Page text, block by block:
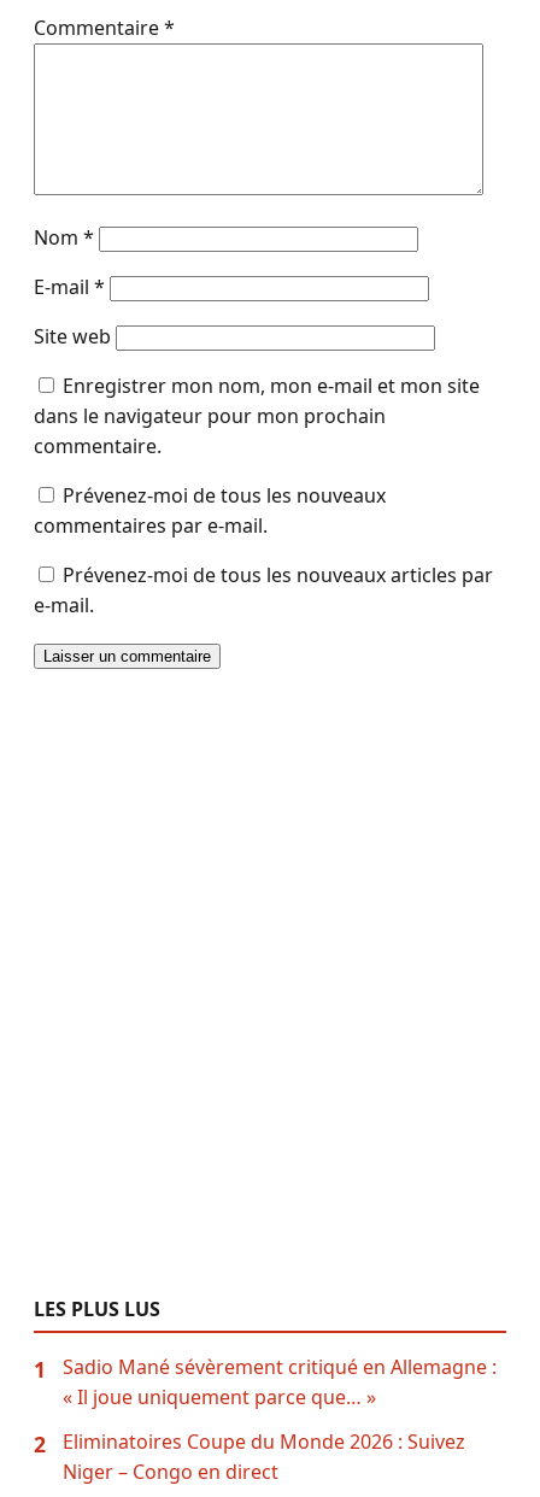
Commentaire*
Nom *
E-mail *
Site web
Enregistrer mon nom, mon e-mail et mon site
dans le navigateur pour mon prochain
commentaire.
Prévenez-moi de tous les nouveaux
commentaires par e-mail.
Prévenez-moi de tous les nouveaux articles par
e-mail.
LES PLUS LUS
1
Sadio Mané sévèrement critiqué en Allemagne :
« Il joue uniquement parce que… »
2
Eliminatoires Coupe du Monde 2026 : Suivez
Niger – Congo en direct